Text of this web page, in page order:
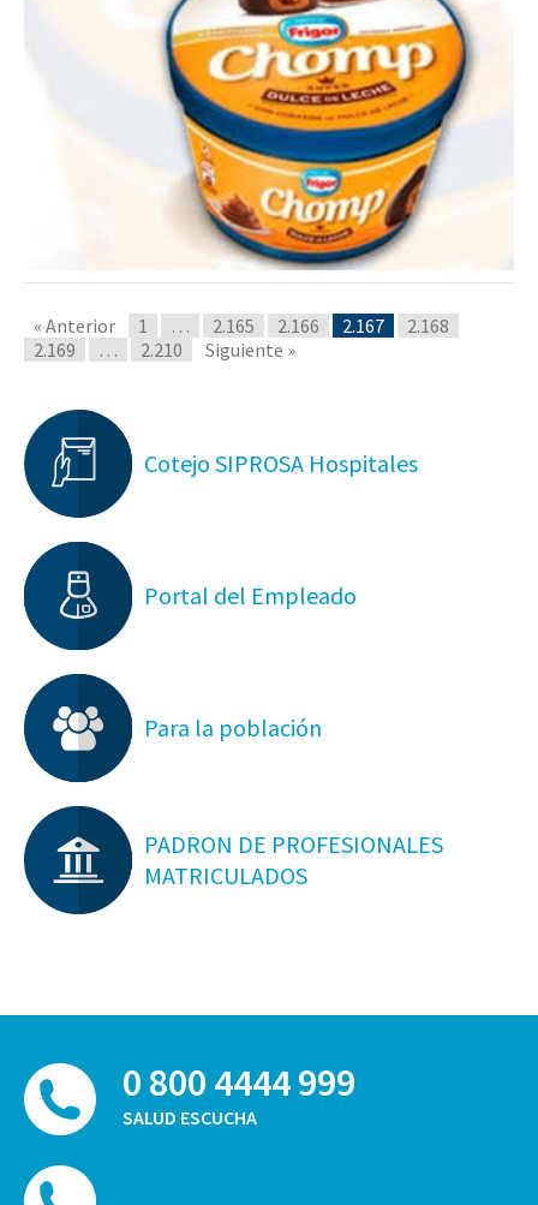
« Anterior 1 … 2.165 2.166 2.167
2.168
2.169
… 2.210 Siguiente »
Cotejo SIPROSA Hospitales
Portal del Empleado
Para la población
PADRON DE PROFESIONALES
MATRICULADOS
0 800 4444 999
SALUD ESCUCHA